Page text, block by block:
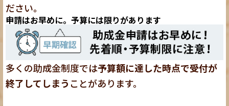
ださい。
申請はお早めに。予算には限りがあります
多くの助成金制度では予算額に達した時点で受付が
終了してしまう ことがあります。